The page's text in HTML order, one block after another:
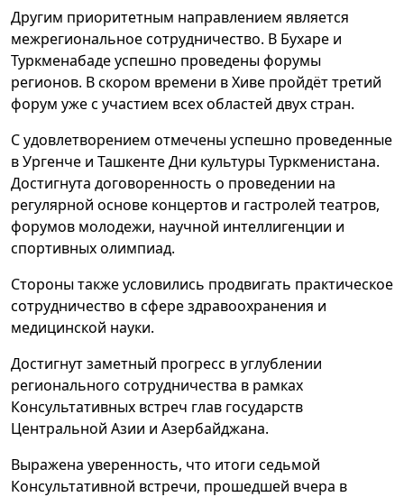
Другим приоритетным направлением является
межрегиональное сотрудничество. В Бухаре и
Туркменабаде успешно проведены форумы
регионов. В скором времени в Хиве пройдёт третий
форум уже с участием всех областей двух стран.
С удовлетворением отмечены успешно проведенные
в Ургенче и Ташкенте Дни культуры Туркменистана.
Достигнута договоренность о проведении на
регулярной основе концертов и гастролей театров,
форумов молодежи, научной интеллигенции и
спортивных олимпиад.
Стороны также условились продвигать практическое
сотрудничество в сфере здравоохранения и
медицинской науки.
Достигнут заметный прогресс в углублении
регионального сотрудничества в рамках
Консультативных встреч глав государств
Центральной Азии и Азербайджана.
Выражена уверенность, что итоги седьмой
Консультативной встречи, прошедшей вчера в